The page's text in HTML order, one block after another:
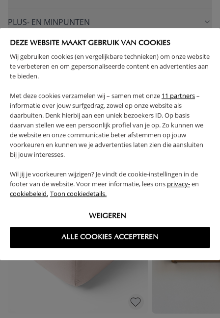
DEZE WEBSITE MAAKT GEBRUIK VAN COOKIES
Wij gebruiken cookies (en vergelijkbare technieken) om onze website
te verbeteren en om gepersonaliseerde content en advertenties aan
te bieden.
Met deze cookies verzamelen wij – samen met onze 11 partners–
informatie over jouw surfgedrag, zowel op onze website als
daarbuiten. Denk hierbij aan een uniek bezoekers ID. Op basis
daarvan stellen we een persoonlijk profiel van je op. Zo kunnen we
de website en onze communicatie beter afstemmen op jouw
voorkeuren en kunnen we je advertenties laten zien die aansluiten
bij jouw interesses.
Wil jij je voorkeuren wijzigen? Je vindt de cookie-instellingen in de
footer van de website. Voor meer informatie, lees ons privacy-en
cookiebeleid. Toon cookiedetails.
WEIGEREN
ALLE COOKIES ACCEPTEREN
PLUS- EN MINPUNTEN
RETOUREN
High-contrast mode
VAAK SAMEN GEKOCHT